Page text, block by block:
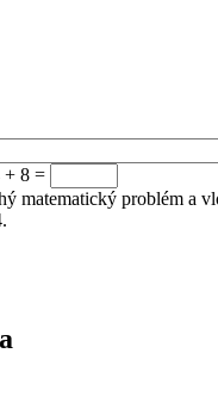
+ 8 =
matematický problém a